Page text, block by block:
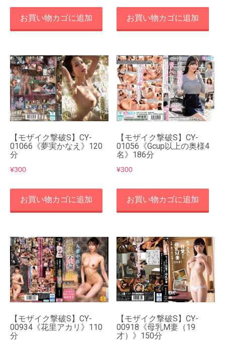
お買い物カゴに追加 お買い物カゴに追加
【モザイク撃破S】CY-
01066《夢実かなえ》120
分
¥300
お買い物カゴに追加
【モザイク撃破S】CY-
01056《Gcup以上の奥様4
名》186分
¥300
お買い物カゴに追加
【モザイク撃破S】CY-
00934《花里アカリ》110
分
【モザイク撃破S】CY-
00918《母乳M妻（19
才）》150分